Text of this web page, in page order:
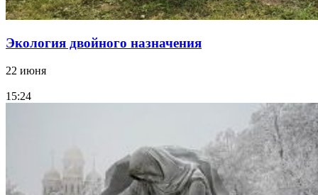
Экология двойного назначения
22 июня
15:24